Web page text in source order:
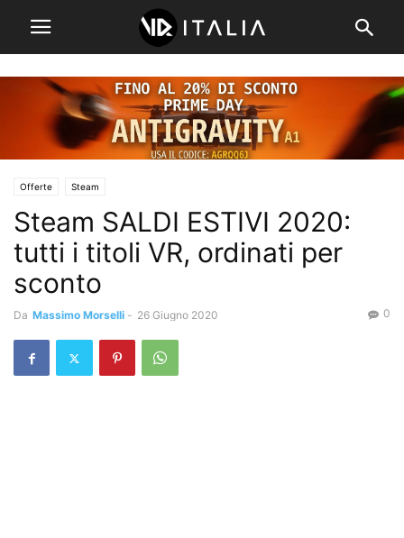
Offerte Steam
Steam SALDI ESTIVI 2020:
tutti i titoli VR, ordinati per
sconto
Da Massimo Morselli - 26 Giugno 2020 0